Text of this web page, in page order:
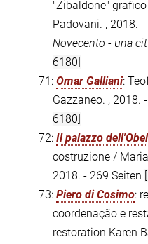
"Zibaldone"
Padovani. , 2018. -
Novecento - una
6180]
71: Omar Galliani:
Gazzaneo. , 2018.
6180]
72: Il palazzo
costruzione /
2018. - 269 Seiten
73: Piero di Cosimo:
coordenação e
restoration Karen